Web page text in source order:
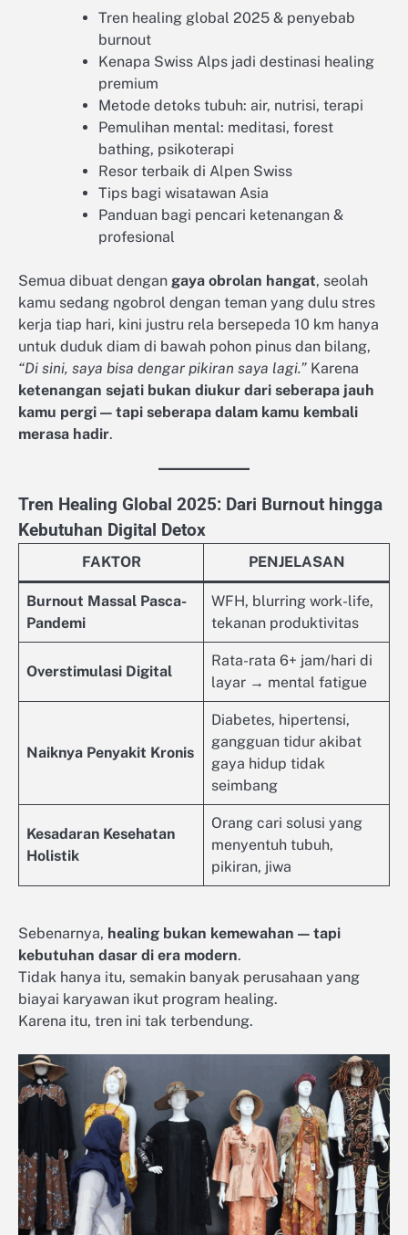
Tren healing global 2025 & penyebab
burnout
Kenapa Swiss Alps jadi destinasi healing
premium
Metode detoks tubuh: air, nutrisi, terapi
Pemulihan mental: meditasi, forest
bathing, psikoterapi
Resor terbaik di Alpen Swiss
Tips bagi wisatawan Asia
Panduan bagi pencari ketenangan &
profesional
Semua dibuat dengan gaya obrolan hangat, seolah
kamu sedang ngobrol dengan teman yang dulu stres
kerja tiap hari, kini justru rela bersepeda 10 km hanya
untuk duduk diam di bawah pohon pinus dan bilang,
“Di sini, saya bisa dengar pikiran saya lagi.” Karena
ketenangan sejati bukan diukur dari seberapa jauh
kamu pergi — tapi seberapa dalam kamu kembali
merasa hadir.
Tren Healing Global 2025: Dari Burnout hingga
Kebutuhan Digital Detox
FAKTOR PENJELASAN
Burnout Massal Pasca-
Pandemi
WFH, blurring work-life,
tekanan produktivitas
Overstimulasi Digital
Rata-rata 6+ jam/hari di
layar → mental fatigue
Naiknya Penyakit Kronis
Diabetes, hipertensi,
gangguan tidur akibat
gaya hidup tidak
seimbang
Kesadaran Kesehatan
Holistik
Orang cari solusi yang
menyentuh tubuh,
pikiran, jiwa
Sebenarnya, healing bukan kemewahan — tapi
kebutuhan dasar di era modern.
Tidak hanya itu, semakin banyak perusahaan yang
biayai karyawan ikut program healing.
Karena itu, tren ini tak terbendung.